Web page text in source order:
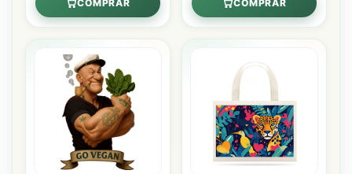
COMPRAR COMPRAR